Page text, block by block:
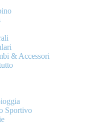
& Accessori
Sportivo